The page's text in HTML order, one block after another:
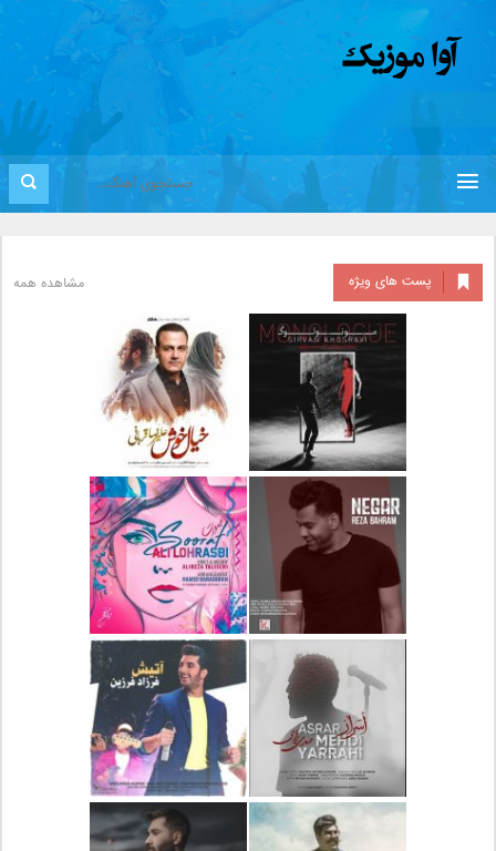
پست های ویژه مشاهده همه
دانلود آلبوم جدید سیروان
خسروی بنام مونولوگ
دانلود آهنگ جدید علیرضا
قربانی بنام خیال خوش
دانلود آهنگ جدید رضا
بهرام بنام نگار
دانلود آهنگ جدید علی
لهراسبی بنام صورت
دانلود آهنگ جدید مهدی
دانلود آهنگ جدید فرزاد